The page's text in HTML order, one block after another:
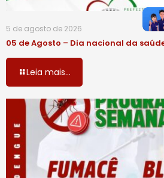
5 de agosto de 2026
05 de Agosto – Dia nacional da
Leia mais...